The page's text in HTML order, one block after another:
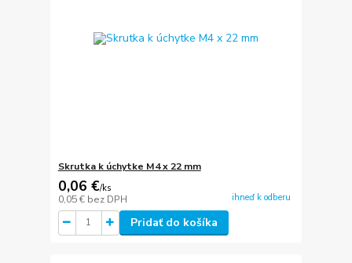
Skrutka k úchytke M4 x 22 mm
0,06 €/ks
0,05 € bez DPH ihneď k odberu
Pridať do košíka